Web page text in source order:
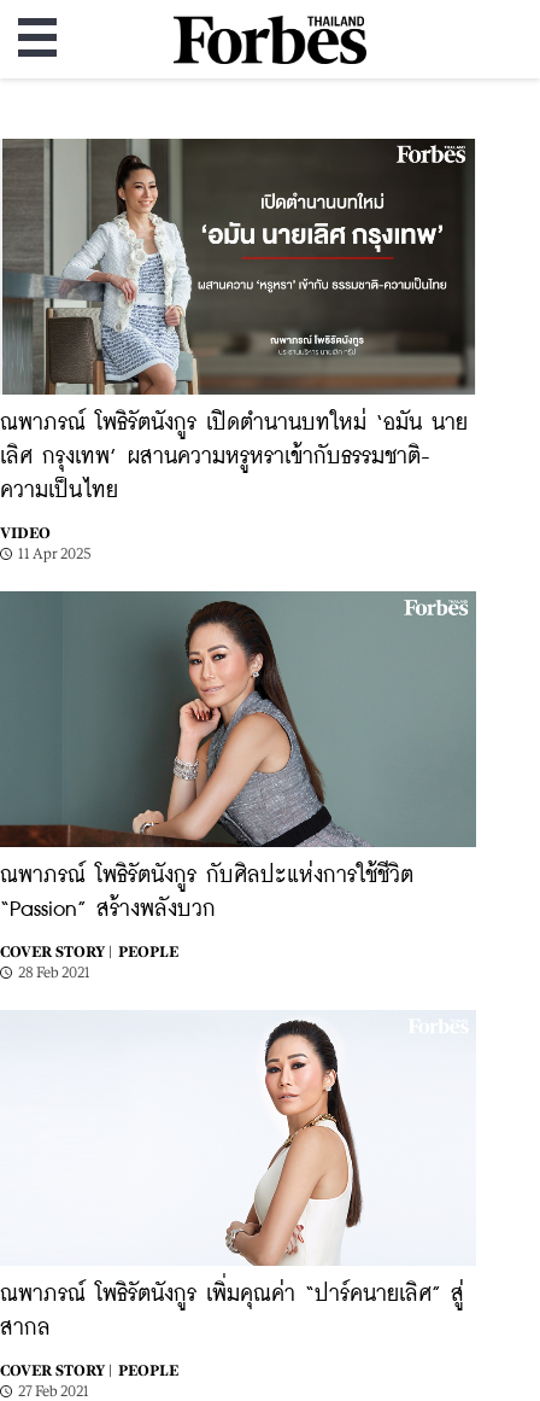
ณพาภรณ์ โพธิรัตนังกูร เปิดตำนานบทใหม่ ‘อมัน นาย
เลิศ กรุงเทพ’ ผสานความหรูหราเข้ากับธรรมชาติ-
ความเป็นไทย
VIDEO
11 Apr 2025
ณพาภรณ์ โพธิรัตนังกูร กับศิลปะแห่งการใช้ชีวิต
“Passion” สร้างพลังบวก
COVER STORY |
PEOPLE
28 Feb 2021
ณพาภรณ์ โพธิรัตนังกูร เพิ่มคุณค่า “ปาร์คนายเลิศ” สู่
สากล
COVER STORY |
PEOPLE
27 Feb 2021